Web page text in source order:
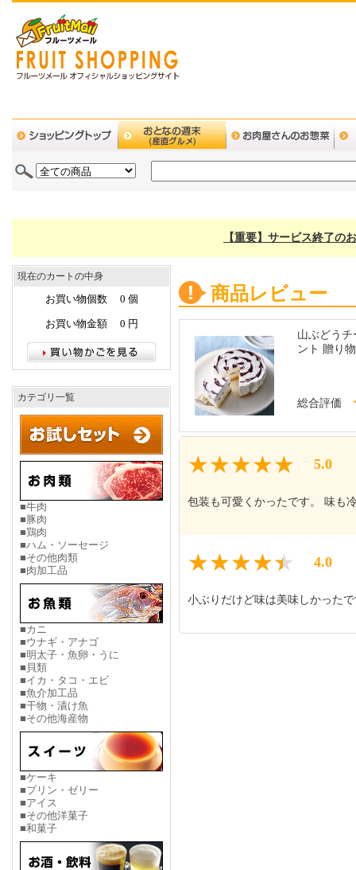
【重要】サービス終了の
現在のカートの中身
お買い物個数 0 個
お買い物金額 0 円
カテゴリ一覧
■牛肉
■豚肉
■鶏肉
■ハム・ソーセージ
■その他肉類
■肉加工品
■カニ
■ウナギ・アナゴ
■明太子・魚卵・うに
■貝類
■イカ・タコ・エビ
■魚介加工品
■干物・漬け魚
■その他海産物
■ケーキ
■プリン・ゼリー
■アイス
■その他洋菓子
■和菓子
商品レビュー
山ぶどう
ント 贈り
総合評価
5.0
包装も可愛くかったです。 味も
4.0
小ぶりだけど味は美味しかった